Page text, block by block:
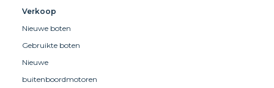
Verkoop
Nieuwe boten
Gebruikte boten
Nieuwe
buitenboordmotoren